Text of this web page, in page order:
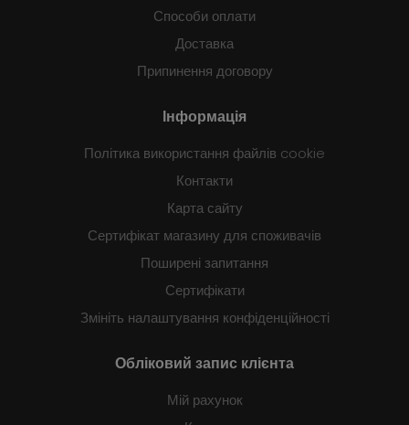
Способи оплати
Доставка
Припинення договору
Інформація
Політика використання файлів cookie
Контакти
Карта сайту
Сертифікат магазину для споживачів
Поширені запитання
Сертифікати
Змініть налаштування конфіденційності
Обліковий запис клієнта
Мій рахунок